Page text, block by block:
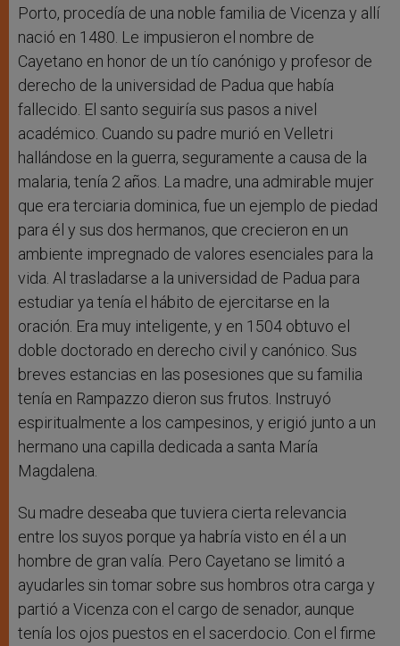
Porto, procedía de una noble familia de Vicenza y allí
nació en 1480. Le impusieron el nombre de
Cayetano en honor de un tío canónigo y profesor de
derecho de la universidad de Padua que había
fallecido. El santo seguiría sus pasos a nivel
académico. Cuando su padre murió en Velletri
hallándose en la guerra, seguramente a causa de la
malaria, tenía 2 años. La madre, una admirable mujer
que era terciaria dominica, fue un ejemplo de piedad
para él y sus dos hermanos, que crecieron en un
ambiente impregnado de valores esenciales para la
vida. Al trasladarse a la universidad de Padua para
estudiar ya tenía el hábito de ejercitarse en la
oración. Era muy inteligente, y en 1504 obtuvo el
doble doctorado en derecho civil y canónico. Sus
breves estancias en las posesiones que su familia
tenía en Rampazzo dieron sus frutos. Instruyó
espiritualmente a los campesinos, y erigió junto a un
hermano una capilla dedicada a santa María
Magdalena.
Su madre deseaba que tuviera cierta relevancia
entre los suyos porque ya habría visto en él a un
hombre de gran valía. Pero Cayetano se limitó a
ayudarles sin tomar sobre sus hombros otra carga y
partió a Vicenza con el cargo de senador, aunque
tenía los ojos puestos en el sacerdocio. Con el firme